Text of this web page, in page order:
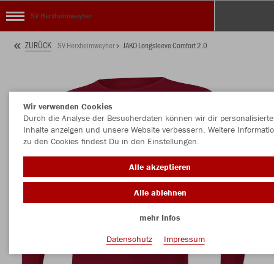
SV Herxheimweyher
ZURÜCK SV Herxheimweyher JAKO Longsleeve Comfort 2.0
Wir verwenden Cookies
Durch die Analyse der Besucherdaten können wir dir personalisierte
Inhalte anzeigen und unsere Website verbessern. Weitere
zu den Cookies findest Du in den Einstellungen.
Alle akzeptieren
Alle ablehnen
mehr Infos
Datenschutz
Impressum